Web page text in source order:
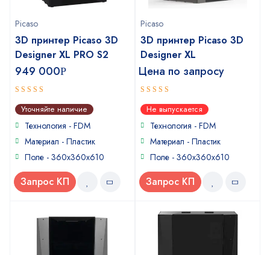
Picaso
3D принтер Picaso 3D
Designer XL PRO S2
949 000Р
5out of 5
Уточняйте наличие
Технология - FDM
Материал - Пластик
Поле - 360x360x610
Запрос КП
Picaso
3D принтер Picaso 3D
Designer XL
Цена по запросу
4out of
5Не выпускается
Технология - FDM
Материал - Пластик
Поле - 360x360x610
Запрос КП